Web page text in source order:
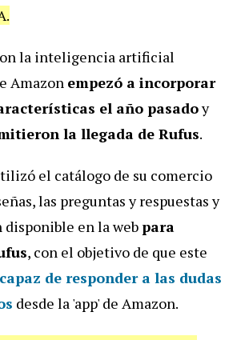
la inteligencia artificial
Amazon empezó a incorporar
el año pasadoy
la llegada de Rufus.
el catálogo de su comercio
las preguntas y respuestas y
en la webpara
, con el objetivo de que este
de responder a las dudas
desde la 'app' de Amazon.